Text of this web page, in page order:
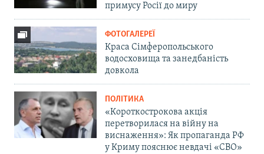
примусу Росії до миру
ФОТОГАЛЕРЕЇ
Краса Сімферопольського
водосховища та занедбаність
довкола
ПОЛІТИКА
«Короткострокова акція
перетворилася на війну на
виснаження»: Як пропаганда РФ
у Криму пояснює невдачі «СВО»